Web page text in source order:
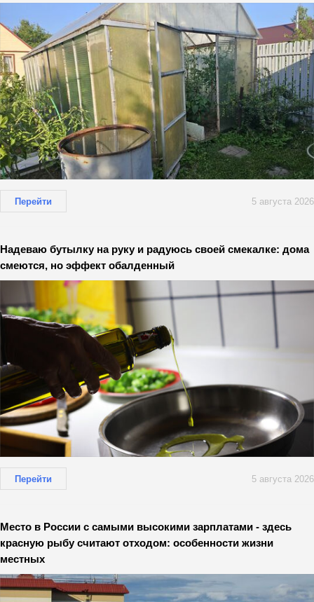
Перейти 5 августа 2026
Надеваю бутылку на руку и радуюсь своей смекалке: дома
смеются, но эффект обалденный
Перейти 5 августа 2026
Место в России с самыми высокими зарплатами - здесь
красную рыбу считают отходом: особенности жизни
местных